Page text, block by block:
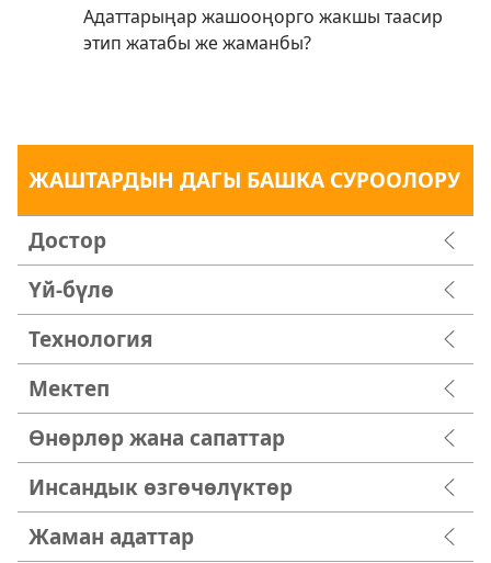
Адаттарыңар жашооңорго жакшы таасир
этип жатабы же жаманбы?
ЖАШТАРДЫН ДАГЫ БАШКА СУРООЛОРУ
Достор
Үй-бүлө
Технология
Мектеп
Өнөрлөр жана сапаттар
Инсандык өзгөчөлүктөр
Жаман адаттар